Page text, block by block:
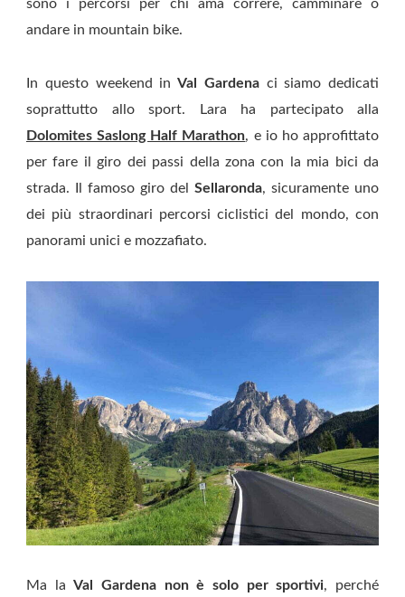
sono i percorsi per chi ama correre, camminare o
andare in mountain bike.
In questo weekend in Val Gardenaci siamo dedicati
soprattutto allo sport. Lara ha partecipato alla
Dolomites Saslong Half Marathon, e io ho approfittato
per fare il giro dei passi della zona con la mia bici da
strada. Il famoso giro del Sellaronda, sicuramente uno
dei più straordinari percorsi ciclistici del mondo, con
panorami unici e mozzafiato.
Ma laVal Gardena non è solo per sportivi, perché